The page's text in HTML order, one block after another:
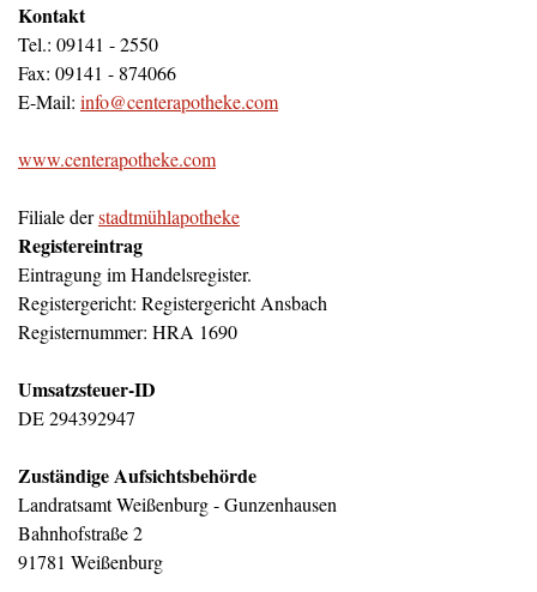
Kontakt
Tel.: 09141 - 2550
Fax: 09141 - 874066
E-Mail: info@centerapotheke.com
www.centerapotheke.com
Filiale derstadtmühlapotheke
Registereintrag
Eintragung im Handelsregister.
Registergericht: Registergericht Ansbach
Registernummer: HRA 1690
Umsatzsteuer-ID
DE 294392947
Zuständige Aufsichtsbehörde
Landratsamt Weißenburg - Gunzenhausen
Bahnhofstraße 2
91781 Weißenburg